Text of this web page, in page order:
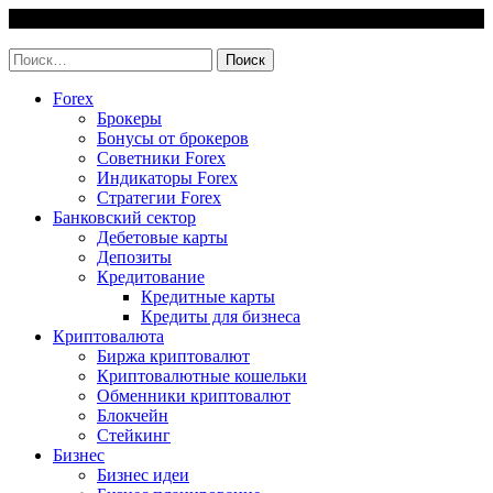
content
Найти:
Forex
Брокеры
Бонусы от брокеров
Советники Forex
Индикаторы Forex
Стратегии Forex
Банковский сектор
Дебетовые карты
Депозиты
Кредитование
Кредитные карты
Кредиты для бизнеса
Криптовалюта
Биржа криптовалют
Криптовалютные кошельки
Обменники криптовалют
Блокчейн
Стейкинг
Бизнес
Бизнес идеи